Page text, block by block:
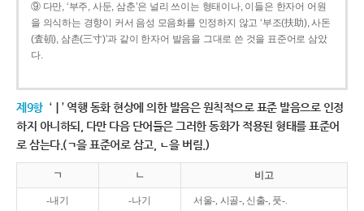
⑨ 다만, ‘부주, 사둔, 삼춘’은 널리 쓰이는 형태이나, 이들은 한자어 어원
을 의식하는 경향이 커서 음성 모음화를 인정하지 않고 ‘부조(扶助), 사돈
(査頓), 삼촌(三寸)’과 같이 한자어 발음을 그대로 쓴 것을 표준어로 삼았
다.
제9항 ‘ㅣ’ 역행 동화 현상에 의한 발음은 원칙적으로 표준 발음으로 인정
하지 아니하되, 다만 다음 단어들은 그러한 동화가 적용된 형태를 표준어
로 삼는다.(ㄱ을 표준어로 삼고, ㄴ을 버림.)
ㄱ ㄴ 비고
-내기 -나기 서울-, 시골-, 신출-, 풋-.